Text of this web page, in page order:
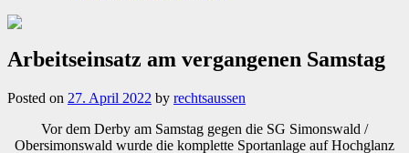
Arbeitseinsatz am vergangenen Samstag
Posted on 27. April 2022 by rechtsaussen
Vor dem Derby am Samstag gegen die SG Simonswald /
Obersimonswald wurde die komplette Sportanlage auf Hochglanz